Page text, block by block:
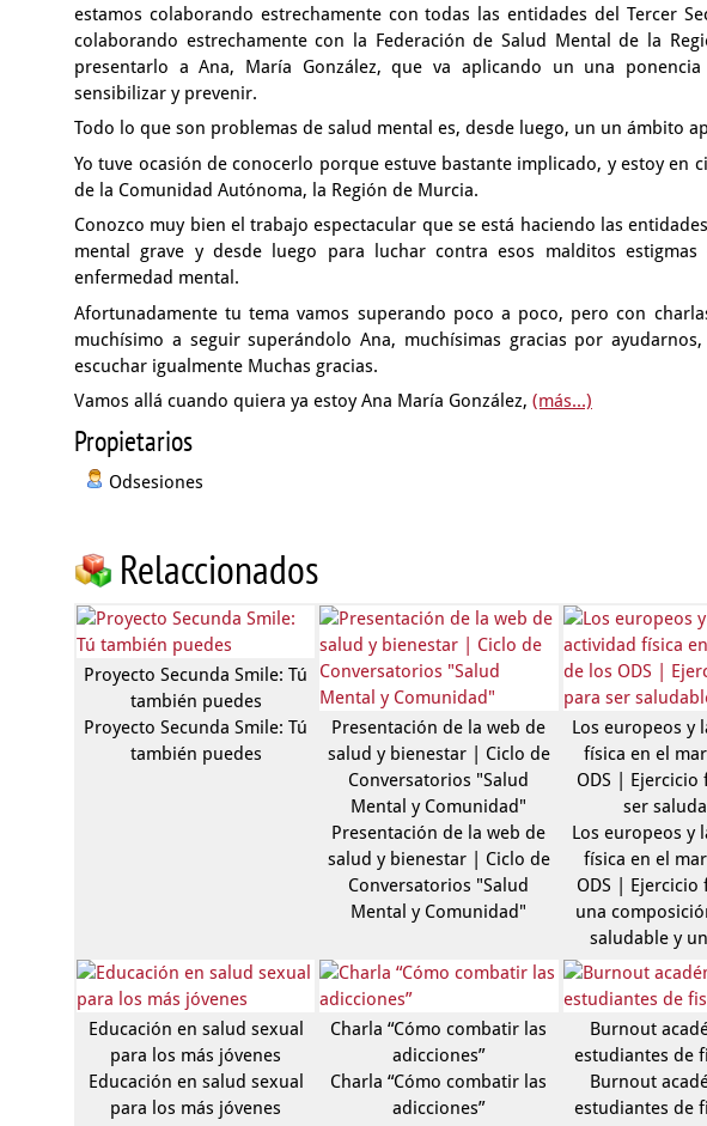
estamos colaborando estrechamente con todas las entidadesdel Tercer
colaborando estrechamentecon la Federación de Salud Mental de la
presentarlo a Ana, María González, que va aplicando un una ponencia
sensibilizar y prevenir.
Todo lo que son problemas de salud mental es, desde luego, un un ámbito
Yo tuve ocasión de conocerlo porque estuve bastante implicado, y estoy en
de la Comunidad Autónoma, la Región de Murcia.
Conozco muy bien el trabajo espectacular que se está haciendo las
mental grave y desde luego para luchar contra esos malditos estigmas
enfermedad mental.
Afortunadamente tu tema vamos superando poco a poco, pero con
muchísimo a seguir superándolo Ana, muchísimas gracias por
escuchar igualmente Muchas gracias.
Vamos allá cuando quiera ya estoy Ana María González, (más...)
Propietarios
Odsesiones
Relaccionados
Proyecto Secunda Smile: Tú
también puedes
Proyecto Secunda Smile: Tú
también puedes
Presentación de la web de
salud y bienestar | Ciclo de
Conversatorios "Salud
Mental y Comunidad"
Presentación de la web de
salud y bienestar | Ciclo de
Conversatorios "Salud
Mental y Comunidad"
Los europeos y
física en el
ODS | Ejercicio
ser
Los europeos y
física en el
ODS | Ejercicio
una
saludable y
Educación en salud sexual
para los más jóvenes
Educación en salud sexual
para los más jóvenes
Charla “Cómo combatir las
adicciones”
Charla “Cómo combatir las
adicciones”
Burnout
estudiantes de
Burnout
estudiantes de